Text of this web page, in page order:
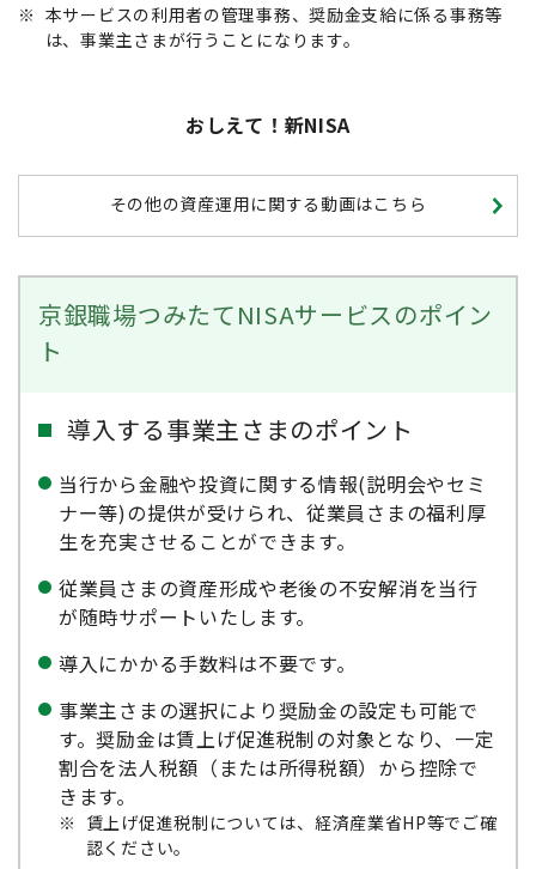
※ 本サービスの利用者の管理事務、奨励金支給に係る事務等
は、事業主さまが行うことになります。
おしえて！新NISA
その他の資産運用に関する動画はこちら
京銀職場つみたてNISAサービスのポイン
ト
導入する事業主さまのポイント
当行から金融や投資に関する情報(説明会やセミ
ナー等)の提供が受けられ、従業員さまの福利厚
生を充実させることができます。
従業員さまの資産形成や老後の不安解消を当行
が随時サポートいたします。
導入にかかる手数料は不要です。
事業主さまの選択により奨励金の設定も可能で
す。奨励金は賃上げ促進税制の対象となり、一定
割合を法人税額（または所得税額）から控除で
きます。
※ 賃上げ促進税制については、経済産業省HP等でご確
認ください。